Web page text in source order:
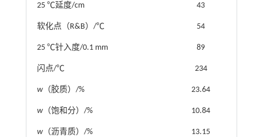
25 ℃延度/cm 43
软化点（R&B）/℃ 54
25 ℃针入度/0.1 mm 89
闪点/℃ 234
w（胶质）/% 23.64
w（饱和分）/% 10.84
w（沥青质）/% 13.15